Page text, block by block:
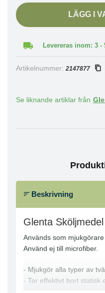
LÄGG I
Levereras inom: 3 -
Artikelnummer: 2147877
Se liknande artiklar från
Beskrivning
Glenta
Används som
Använd ej till microfiber.
- Mjukgör alla typer av
- Tar effektivt bort statisk